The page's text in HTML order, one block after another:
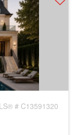
# C13591320